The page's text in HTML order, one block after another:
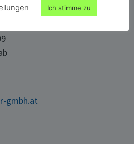
gmbh.at
Ich stimme zu